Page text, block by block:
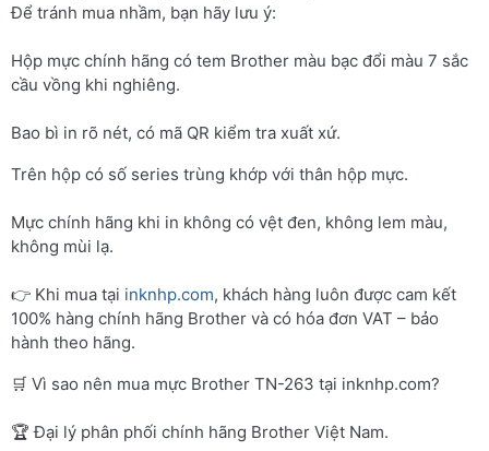
Để tránh mua nhầm, bạn hãy lưu ý:
Hộp mực chính hãng có tem Brother màu bạc đổi màu 7 sắc
cầu vồng khi nghiêng.
Bao bì in rõ nét, có mã QR kiểm tra xuất xứ.
Trên hộp có số series trùng khớp với thân hộp mực.
Mực chính hãng khi in không có vệt đen, không lem màu,
không mùi lạ.
👉 Khi mua tại inknhp.com, khách hàng luôn được cam kết
100% hàng chính hãng Brother và có hóa đơn VAT – bảo
hành theo hãng.
🛒 Vì sao nên mua mực Brother TN-263 tại inknhp.com?
🏆 Đại lý phân phối chính hãng Brother Việt Nam.